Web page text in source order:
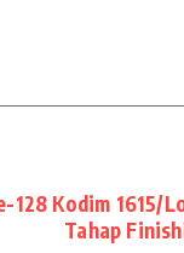
128 Kodim 1615/
Tahap